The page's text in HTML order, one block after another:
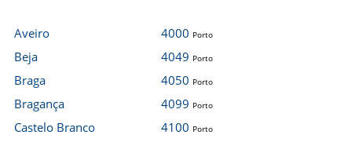
Aveiro
Beja
Braga
Bragança
Castelo Branco
4000 Porto
4049 Porto
4050 Porto
4099 Porto
4100 Porto